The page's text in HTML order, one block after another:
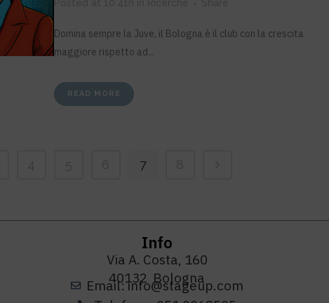
Domina sempre la Juve, il Bologna è il club con la crescita
maggiore rispetto ad...
READ MORE
7
Info
Via A. Costa, 160
40132 Bologna
Email: info@stageup.com